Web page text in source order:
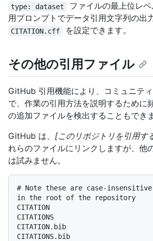
type: dataset
ファイルの最上位レ
用プロンプトでデータ引用文字列の出
CITATION.cff を設定できます。
その他の引用ファイル
GitHub 引用機能により、コミュニテ
で、作業の引用方法を説明するために
の追加ファイルを検出することもできま
GitHub は、 [このリポジトリを引用す
れらのファイルにリンクしますが、他
は試みません。
# Note these are case-insensitive
in the root of the repository
CITATION
CITATIONS
CITATION.bib
CITATIONS.bib